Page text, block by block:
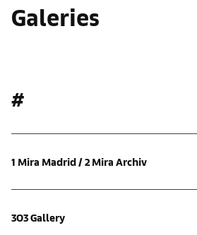
Galeries
#
1 Mira Madrid / 2 Mira Archiv
303 Gallery